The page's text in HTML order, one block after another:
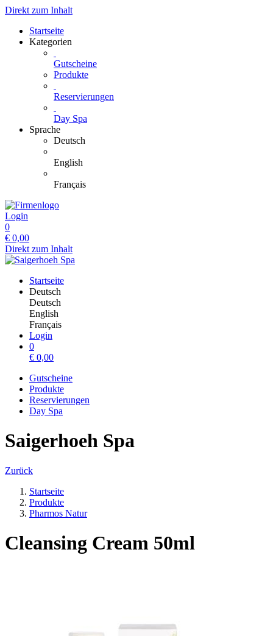
Direkt zum Inhalt
Startseite
Kategorien
Gutscheine
Produkte
Reservierungen
Day Spa
Sprache
Deutsch
English
Français
Login
0
€ 0,00
Direkt zum Inhalt
Startseite
Deutsch
Deutsch
English
Français
Login
0
€ 0,00
Gutscheine
Produkte
Reservierungen
Day Spa
Saigerhoeh Spa
Zurück
Startseite
Produkte
Pharmos Natur
Cleansing Cream 50ml